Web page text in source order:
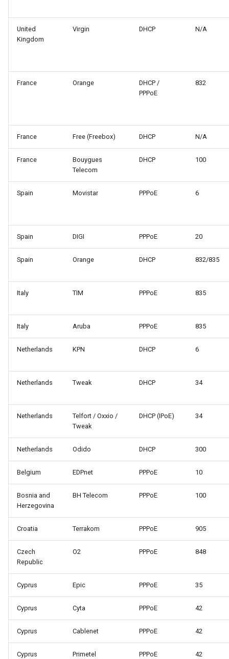
United
Kingdom
Virgin DHCP N/A
France Orange
DHCP /
PPPoE
832
France Free (Freebox) DHCP N/A
France
Bouygues
Telecom
DHCP 100
Spain Movistar PPPoE 6
Spain DIGI PPPoE 20
Spain Orange DHCP 832/835
Italy TIM PPPoE 835
Italy Aruba PPPoE 835
Netherlands KPN DHCP 6
Netherlands Tweak DHCP 34
Netherlands
Telfort / Oxxio /
Tweak
DHCP (IPoE) 34
Netherlands Odido DHCP 300
Belgium EDPnet PPPoE 10
Bosnia and
Herzegovina
BH Telecom PPPoE 100
Croatia Terrakom PPPoE 905
Czech
Republic
O2 PPPoE 848
Cyprus Epic PPPoE 35
Cyprus Cyta PPPoE 42
Cyprus Cablenet PPPoE 42
Cyprus Primetel PPPoE 42